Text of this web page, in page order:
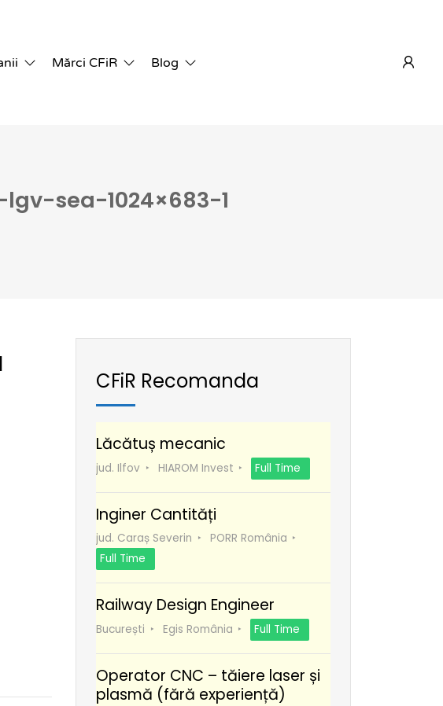
Mărci CFiR Blog
sea-1024×683-1
CFiR Recomanda
Lăcătuș mecanic
jud. Ilfov HIAROM Invest Full Time
Inginer Cantități
jud. Caraș Severin
PORR România
Full Time
Railway Design Engineer
București Egis România Full Time
Operator CNC – tăiere laser și
plasmă (fără experiență)